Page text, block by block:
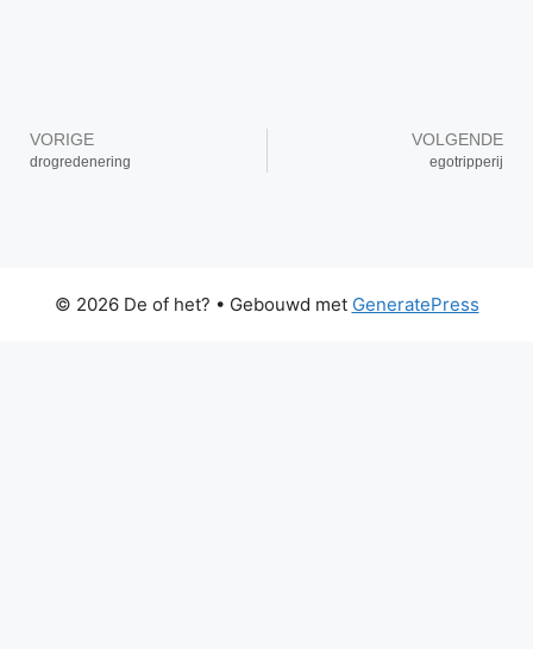
VORIGE
drogredenering
VOLGENDE
egotripperij
© 2026 De of het? • Gebouwd met GeneratePress